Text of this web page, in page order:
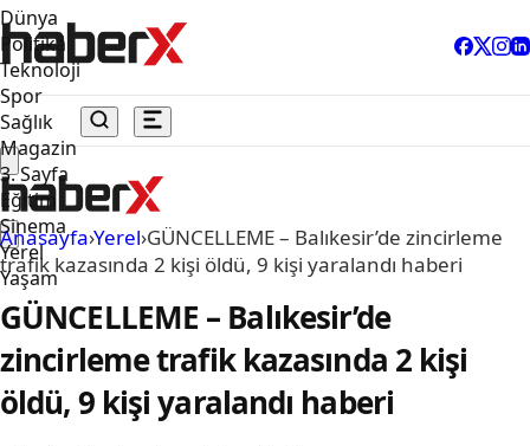
Dünya
Politika
Teknoloji
Spor
Sağlık
Magazin
3. Sayfa
Eğitim
Sinema
Yerel
Yaşam
Anasayfa›Yerel›GÜNCELLEME – Balıkesir’de zincirleme
trafik kazasında 2 kişi öldü, 9 kişi yaralandı haberi
GÜNCELLEME – Balıkesir’de
zincirleme trafik kazasında 2 kişi
öldü, 9 kişi yaralandı haberi